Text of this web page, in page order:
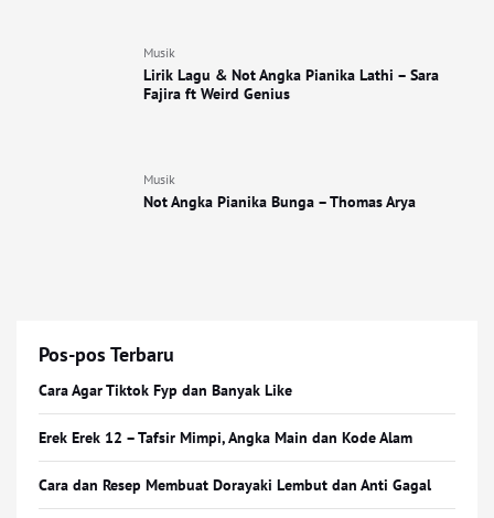
Musik
Lirik Lagu & Not Angka Pianika Lathi – Sara
Fajira ft Weird Genius
Musik
Not Angka Pianika Bunga – Thomas Arya
Pos-pos Terbaru
Cara Agar Tiktok Fyp dan Banyak Like
Erek Erek 12 – Tafsir Mimpi, Angka Main dan Kode Alam
Cara dan Resep Membuat Dorayaki Lembut dan Anti Gagal